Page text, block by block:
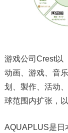
游戏公司Crest以
动画、游戏、音
划、製作、活动
球范围内扩张，
AQUAPLUS是日